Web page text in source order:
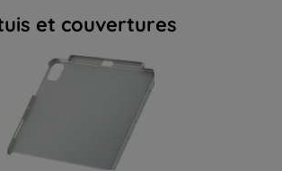
et couvertures